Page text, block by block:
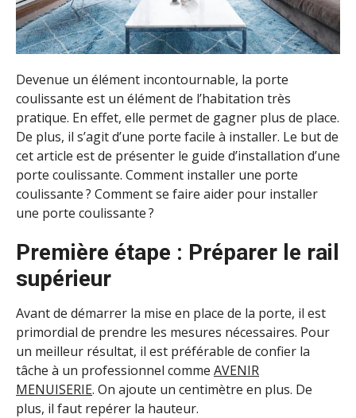
Devenue un élément incontournable, la porte
coulissante est un élément de l’habitation très
pratique. En effet, elle permet de gagner plus de place.
De plus, il s’agit d’une porte facile à installer. Le but de
cet article est de présenter le guide d’installation d’une
porte coulissante. Comment installer une porte
coulissante ? Comment se faire aider pour installer
une porte coulissante ?
Première étape : Préparer le rail
supérieur
Avant de démarrer la mise en place de la porte, il est
primordial de prendre les mesures nécessaires. Pour
un meilleur résultat, il est préférable de confier la
tâche à un professionnel comme AVENIR
MENUISERIE. On ajoute un centimètre en plus. De
plus, il faut repérer la hauteur.